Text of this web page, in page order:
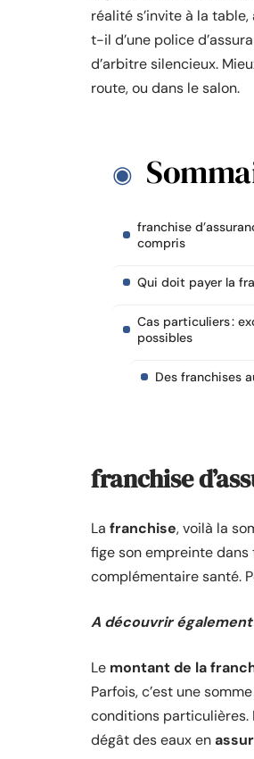
réalité s’invite à la
t-il d’une police
d’arbitre silencieux.
route, ou dans le salon.
franchise
compris
Qui doit payer la
Cas particuliers :
possibles
Des franchises
franchise
La franchise, voilà la
fige son empreinte dans
complémentaire santé.
A découvrir également
Le montant de la
Parfois, c’est une
conditions particulières.
dégât des eaux en